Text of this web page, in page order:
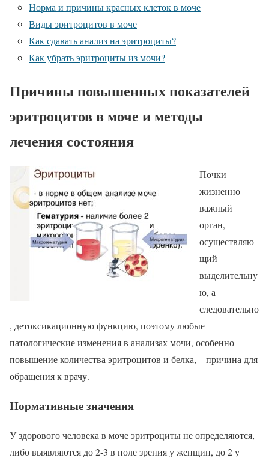
Норма и причины красных клеток в моче
Виды эритроцитов в моче
Как сдавать анализ на эритроциты?
Как убрать эритроциты из мочи?
Причины повышенных показателей
эритроцитов в моче и методы
лечения состояния
Почки –
жизненно
важный
орган,
осуществляю
щий
выделительну
ю, а
следовательно
, детоксикационную функцию, поэтому любые
патологические изменения в анализах мочи, особенно
повышение количества эритроцитов и белка, – причина для
обращения к врачу.
Нормативные значения
У здорового человека в моче эритроциты не определяются,
либо выявляются до 2-3 в поле зрения у женщин, до 2 у